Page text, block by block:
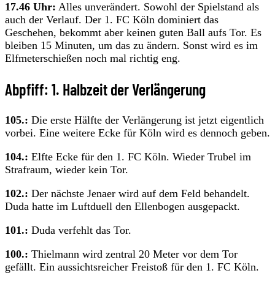
17.46 Uhr: Alles unverändert. Sowohl der Spielstand als
auch der Verlauf. Der 1. FC Köln dominiert das
Geschehen, bekommt aber keinen guten Ball aufs Tor. Es
bleiben 15 Minuten, um das zu ändern. Sonst wird es im
Elfmeterschießen noch mal richtig eng.
Abpfiff: 1. Halbzeit der Verlängerung
105.: Die erste Hälfte der Verlängerung ist jetzt eigentlich
vorbei. Eine weitere Ecke für Köln wird es dennoch geben.
104.: Elfte Ecke für den 1. FC Köln. Wieder Trubel im
Strafraum, wieder kein Tor.
102.: Der nächste Jenaer wird auf dem Feld behandelt.
Duda hatte im Luftduell den Ellenbogen ausgepackt.
101.: Duda verfehlt das Tor.
100.: Thielmann wird zentral 20 Meter vor dem Tor
gefällt. Ein aussichtsreicher Freistoß für den 1. FC Köln.